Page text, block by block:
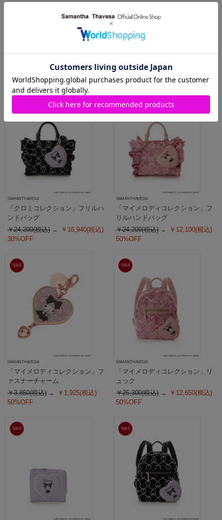
MORE
関連商品
SAMANTHAVEGA
「クロミコレクション」フリルハ
ンドバッグ
￥24,200(税込)
￥16,940(税込)
30%OFF
SAMANTHAVEGA
「マイメロディコレクション」フ
リルハンドバッグ
￥24,200(税込)
￥12,100(税込)
50%OFF
SALE
SAMANTHAVEGA
「マイメロディコレクション」フ
ァスナーチャーム
￥3,850(税込)
￥1,925(税込)
50%OFF
SALE
SAMANTHAVEGA
「マイメロディコレクション」リ
ュック
￥25,300(税込)
￥12,650(税込)
50%OFF
SALE SALE